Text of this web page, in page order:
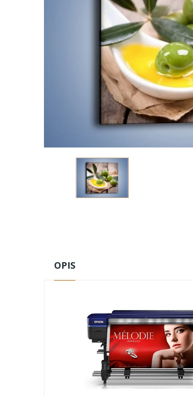
OPIS